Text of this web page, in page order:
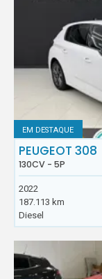
EM DESTAQUE
PEUGEOT 308
130CV - 5P
2022
187.113 km
Diesel